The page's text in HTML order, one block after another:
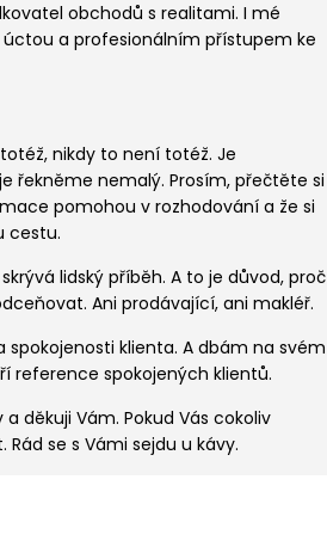
obchodů s realitami. I mé
a profesionálním přístupem ke
nikdy to není totéž. Je
řekněme nemalý. Prosím, přečtěte si
pomohou v rozhodování a že si
cestu.
lidský příběh. A to je důvod, proč
Ani prodávající, ani makléř.
klienta. A dbám na svém
reference spokojených klientů.
děkuji Vám. Pokud Vás cokoliv
se s Vámi sejdu u kávy.